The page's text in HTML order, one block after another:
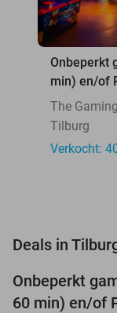
Onbeperkt
min) en/of
The
Tilburg
Verkocht:
Deals in
Onbeperkt
60 min) en/of